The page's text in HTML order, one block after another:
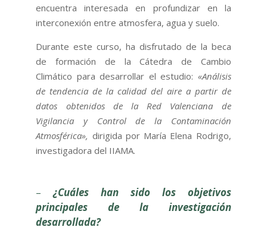
encuentra interesada en profundizar en la
interconexión entre atmosfera, agua y suelo.
Durante este curso, ha disfrutado de la beca
de formación de la Cátedra de Cambio
Climático para desarrollar el estudio: «Análisis
de tendencia de la calidad del aire a partir de
datos obtenidos de la Red Valenciana de
Vigilancia y Control de la Contaminación
Atmosférica», dirigida por María Elena Rodrigo,
investigadora del IIAMA.
–¿Cuáles han sido los objetivos
principales de la investigación
desarrollada?